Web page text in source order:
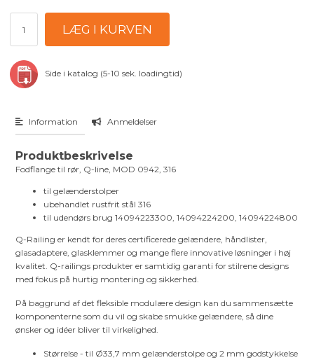
Side i katalog (5-10 sek. loadingtid)
Information Anmeldelser
Produktbeskrivelse
Fodflange til rør, Q-line, MOD 0942, 316
til gelænderstolper
ubehandlet rustfrit stål 316
til udendørs brug 14094223300, 14094224200, 14094224800
Q-Railing er kendt for deres certificerede gelændere, håndlister,
glasadaptere, glasklemmer og mange flere innovative løsninger i høj
kvalitet. Q-railings produkter er samtidig garanti for stilrene designs
med fokus på hurtig montering og sikkerhed.
På baggrund af det fleksible modulære design kan du sammensætte
komponenterne som du vil og skabe smukke gelændere, så dine
ønsker og idéer bliver til virkelighed.
Størrelse - til Ø33,7 mm gelænderstolpe og 2 mm godstykkelse